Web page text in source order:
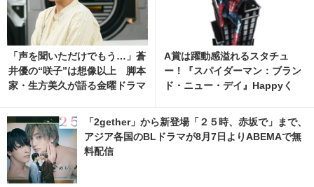
「声を聞いただけでもう…」蒼
井優の“咲子”は想像以上 脚本
家・生方美久が語る金曜ドラマ
A賞は躍動感溢れるスタチュ
ー！『スパイダーマン：ブラン
ド・ニュー・デイ』Happyく
「2gether」から新登場「２５時、赤坂で」まで、
アジア各国のBLドラマが8月7日よりABEMAで無
料配信